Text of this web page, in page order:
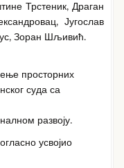
Трстеник, Драган
Југослав
Зоран Шљивић.
просторних
суда са
развоју.
усвојио